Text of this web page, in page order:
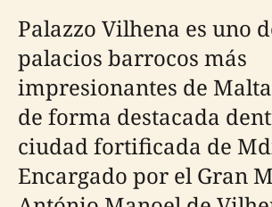
Palazzo Vilhena es uno
palacios barrocos más
impresionantes de
de forma destacada
ciudad fortificada de
Encargado por el Gran